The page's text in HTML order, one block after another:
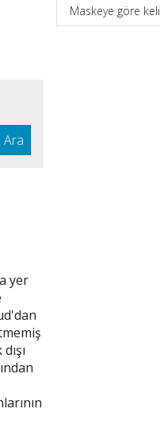
Ara
Maskeye göre